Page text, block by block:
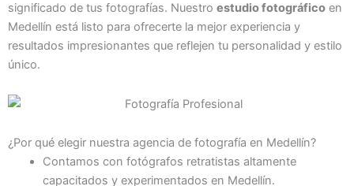
significado de tus fotografías. Nuestro estudio fotográfico en
Medellín está listo para ofrecerte la mejor experiencia y
resultados impresionantes que reflejen tu personalidad y estilo
único.
¿Por qué elegir nuestra agencia de fotografía en Medellín?
Contamos con fotógrafos retratistas altamente
capacitados y experimentados en Medellín.